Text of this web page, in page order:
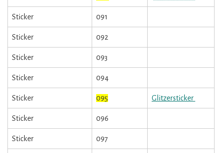
Sticker 091
Sticker 092
Sticker 093
Sticker 094
Sticker 095 Glitzersticker
Sticker 096
Sticker 097